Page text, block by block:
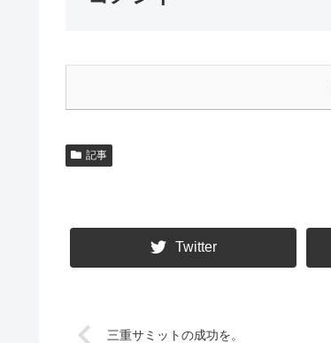
記事
Twitter
三重サミットの成功を。